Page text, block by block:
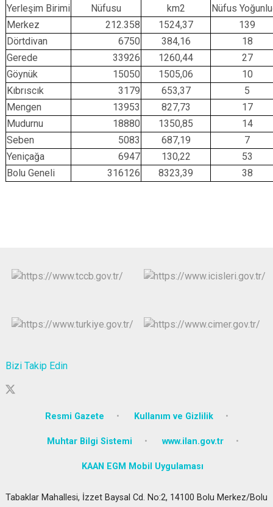
Yerleşim Birimi Nüfusu
km2
Nüfus
Merkez
212.358 1524,37
139
Dörtdivan
6750 384,16
18
Gerede
33926 1260,44
27
Göynük
15050 1505,06
10
Kıbrıscık
3179 653,37
5
Mengen
13953 827,73
17
Mudurnu
18880 1350,85
14
Seben
5083 687,19
7
Yeniçağa
6947 130,22
53
Bolu Geneli
316126 8323,39 38
Bizi Takip Edin
Resmi Gazete Kullanım ve Gizlilik
Muhtar Bilgi Sistemi www.ilan.gov.tr
KAAN EGM Mobil Uygulaması
Tabaklar Mahallesi, İzzet Baysal Cd. No:2, 14100 Bolu Merkez/Bolu